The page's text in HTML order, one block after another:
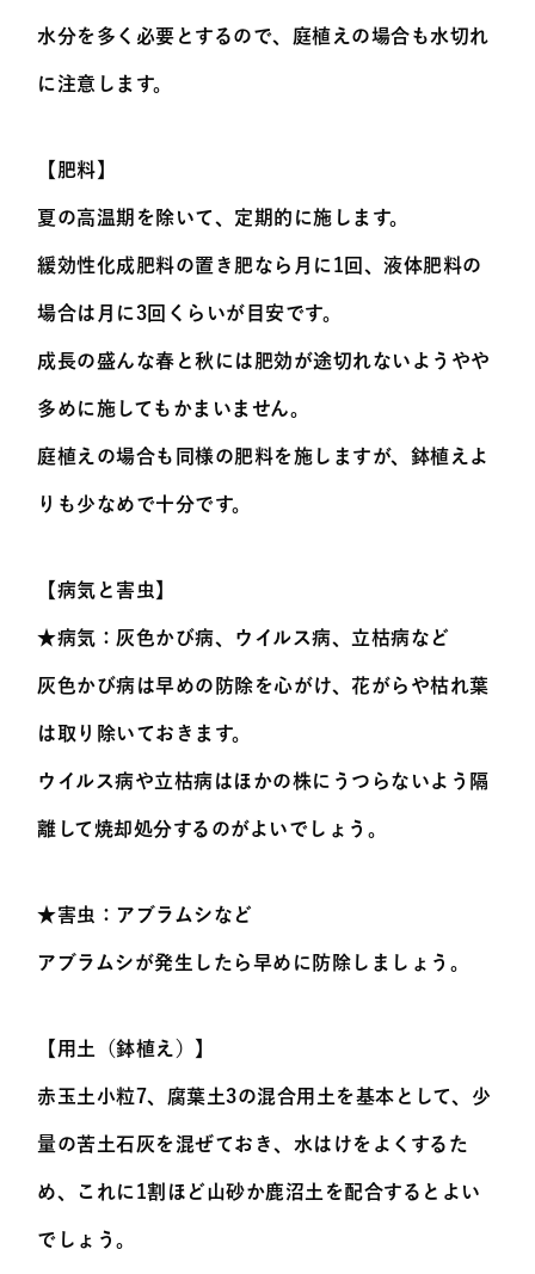
水分を多く必要とするので、庭植えの場合も水切れ
に注意します。
【肥料】
夏の高温期を除いて、定期的に施します。
緩効性化成肥料の置き肥なら月に1回、液体肥料の
場合は月に3回くらいが目安です。
成長の盛んな春と秋には肥効が途切れないようやや
多めに施してもかまいません。
庭植えの場合も同様の肥料を施しますが、鉢植えよ
りも少なめで十分です。
【病気と害虫】
★病気：灰色かび病、ウイルス病、立枯病など
灰色かび病は早めの防除を心がけ、花がらや枯れ葉
は取り除いておきます。
ウイルス病や立枯病はほかの株にうつらないよう隔
離して焼却処分するのがよいでしょう。
★害虫：アブラムシなど
アブラムシが発生したら早めに防除しましょう。
【用土（鉢植え）】
赤玉土小粒7、腐葉土3の混合用土を基本として、少
量の苦土石灰を混ぜておき、水はけをよくするた
め、これに1割ほど山砂か鹿沼土を配合するとよい
でしょう。